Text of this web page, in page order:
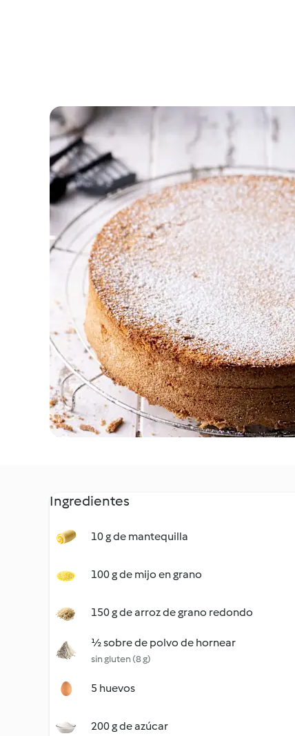
Ingredientes
10 g de mantequilla
100 g de mijo en grano
150 g de arroz de grano redondo
½ sobre de polvo de hornear
sin gluten (8 g)
5 huevos
200 g de azúcar